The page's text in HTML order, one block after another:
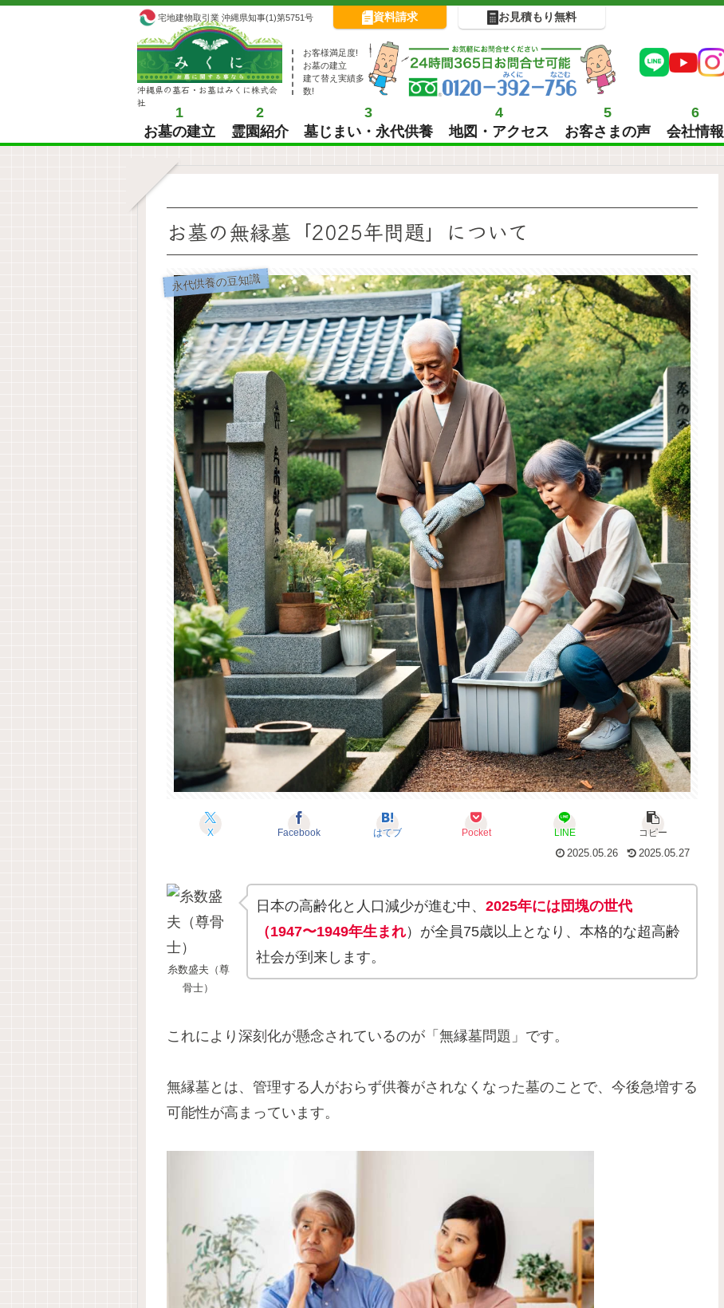
宅地建物取引業 沖縄県知事(1)第5751号 資料請求 お見積もり無料
沖縄県の墓石・お墓はみくに株式会
社
お客様満足度!
お墓の建立
建て替え実績多
数!
1
お墓の建立
2
霊園紹介
3
墓じまい・永代供養
4
地図・アクセス
5
お客さまの声
6
会社情報
お墓の無縁墓「2025年問題」について
永代供養の豆知識
X Facebook はてブ Pocket LINE
コピー
2025.05.26
2025.05.27
糸数盛夫（尊
骨士）
日本の高齢化と人口減少が進む中、 2025年には団塊の世代
（1947〜1949年生まれ）が全員75歳以上となり、本格的な超高齢
社会が到来します。
これにより深刻化が懸念されているのが「無縁墓問題」です。
無縁墓とは、管理する人がおらず供養がされなくなった墓のことで、今後急増する
可能性が高まっています。